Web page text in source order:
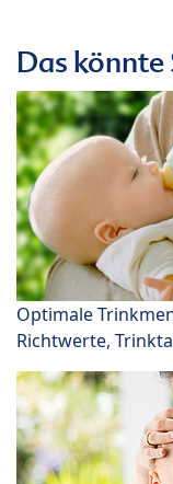
Das könnte
Optimale
Richtwerte,